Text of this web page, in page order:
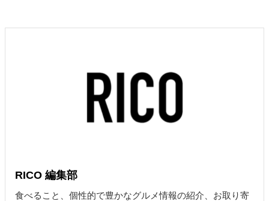
RICO 編集部
食べること、個性的で豊かなグルメ情報の紹介、お取り寄